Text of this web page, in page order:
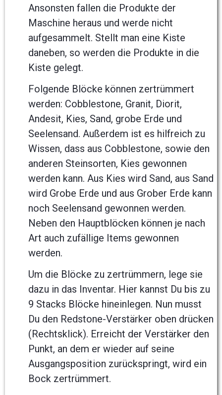
Ansonsten fallen die Produkte der
Maschine heraus und werde nicht
aufgesammelt. Stellt man eine Kiste
daneben, so werden die Produkte in die
Kiste gelegt.
Folgende Blöcke können zertrümmert
werden: Cobblestone, Granit, Diorit,
Andesit, Kies, Sand, grobe Erde und
Seelensand. Außerdem ist es hilfreich zu
Wissen, dass aus Cobblestone, sowie den
anderen Steinsorten, Kies gewonnen
werden kann. Aus Kies wird Sand, aus Sand
wird Grobe Erde und aus Grober Erde kann
noch Seelensand gewonnen werden.
Neben den Hauptblöcken können je nach
Art auch zufällige Items gewonnen
werden.
Um die Blöcke zu zertrümmern, lege sie
dazu in das Inventar. Hier kannst Du bis zu
9 Stacks Blöcke hineinlegen. Nun musst
Du den Redstone-Verstärker oben drücken
(Rechtsklick). Erreicht der Verstärker den
Punkt, an dem er wieder auf seine
Ausgangsposition zurückspringt, wird ein
Bock zertrümmert.